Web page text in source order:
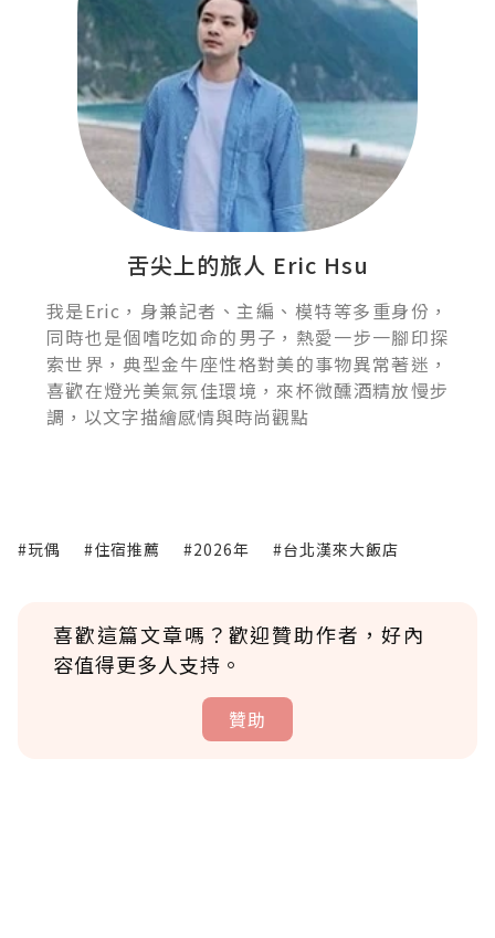
舌尖上的旅人 Eric Hsu
我是Eric，身兼記者、主編、模特等多重身份，
同時也是個嗜吃如命的男子，熱愛一步一腳印探
索世界，典型金牛座性格對美的事物異常著迷，
喜歡在燈光美氣氛佳環境，來杯微醺酒精放慢步
調，以文字描繪感情與時尚觀點
#玩偶 #住宿推薦 #2026年 #台北漢來大飯店
喜歡這篇文章嗎？歡迎贊助作者，好內
容值得更多人支持。
贊助